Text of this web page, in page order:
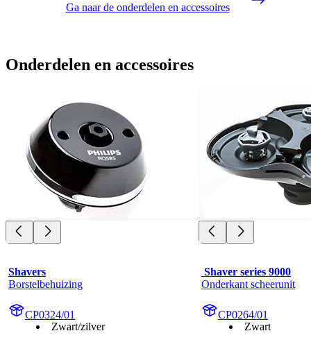
Ga naar de onderdelen en accessoires
Onderdelen en accessoires
Shavers
Borstelbehuizing
CP0324/01
Zwart/zilver
Shaver series 9000
Onderkant scheerunit
CP0264/01
Zwart